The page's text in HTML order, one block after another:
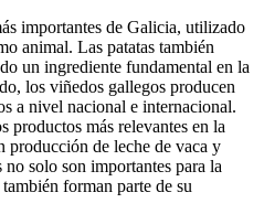
importantes de Galicia, utilizado
animal. Las patatas también
un ingrediente fundamental en la
los viñedos gallegos producen
a nivel nacional e internacional.
productos más relevantes en la
producción de leche de vaca y
solo son importantes para la
forman parte de su